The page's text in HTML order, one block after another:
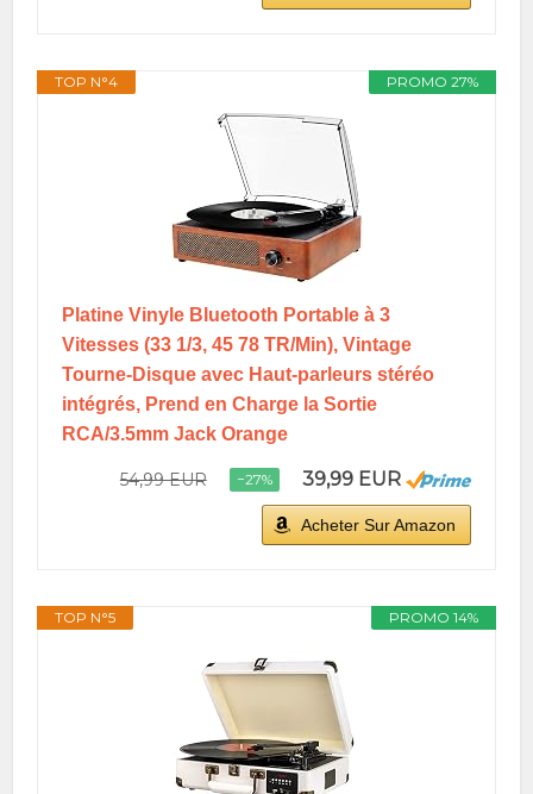
PROMO 27%
TOP N°4
Platine Vinyle Bluetooth Portable à 3
Vitesses (33 1/3, 45 78 TR/Min), Vintage
Tourne-Disque avec Haut-parleurs stéréo
intégrés, Prend en Charge la Sortie
RCA/3.5mm Jack Orange
54,99 EUR −27% 39,99 EUR
Acheter Sur Amazon
PROMO 14%
TOP N°5